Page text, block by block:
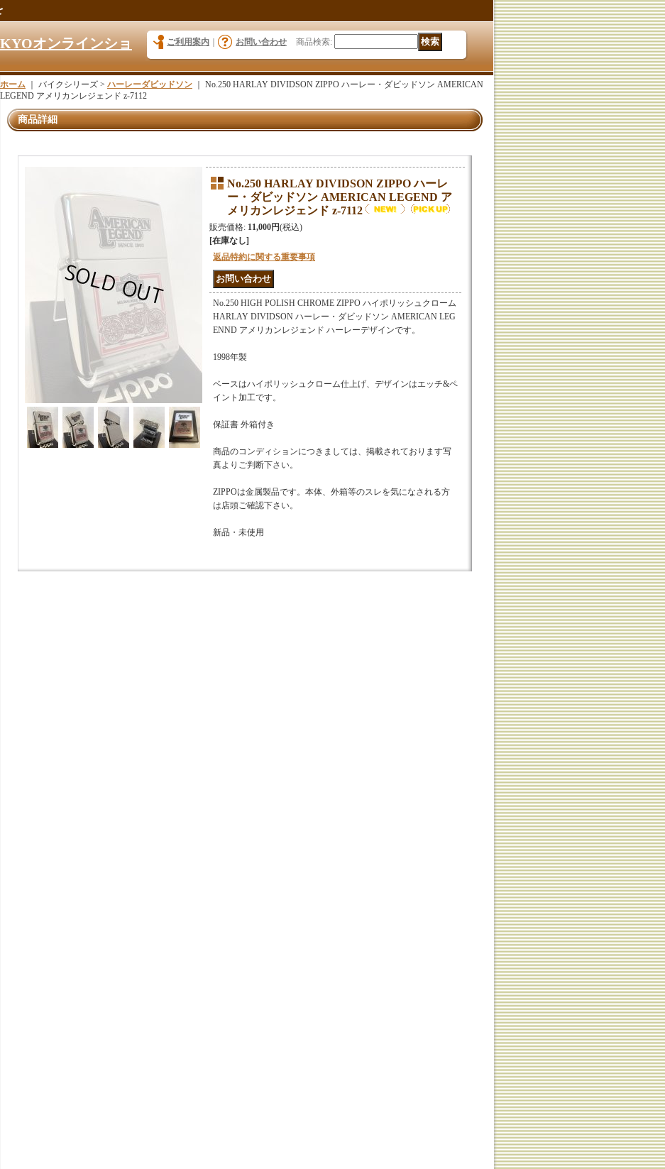
オンラインショ
ご利用案内 お問い合わせ 商品検索:
ホーム ｜ バイクシリーズ > ハーレーダビッドソン
No.250 HARLAY DIVIDSON ZIPPO ハーレー・ダビッドソン AMERICAN
LEGEND アメリカンレジェンド z-7112
商品詳細
No.250 HARLAY DIVIDSON ZIPPO ハーレ
ー・ダビッドソン AMERICAN LEGEND ア
メリカンレジェンド z-7112
販売価格: 11,000円(税込)
[在庫なし]
返品特約に関する重要事項
No.250 HIGH POLISH CHROME ZIPPO ハイポリッシュクローム
HARLAY DIVIDSON ハーレー・ダビッドソン AMERICAN LEG
ENND アメリカンレジェンド ハーレーデザインです。
1998年製
ベースはハイポリッシュクローム仕上げ、デザインはエッチ&ペ
イント加工です。
保証書 外箱付き
商品のコンディションにつきましては、掲載されております写
真よりご判断下さい。
ZIPPOは金属製品です。本体、外箱等のスレを気になされる方
は店頭ご確認下さい。
新品・未使用